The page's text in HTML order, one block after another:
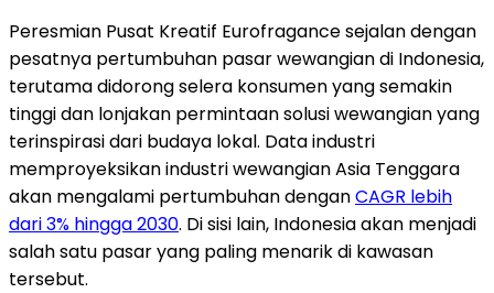
Peresmian Pusat Kreatif Eurofragance sejalan dengan
pesatnya pertumbuhan pasar wewangian di Indonesia,
terutama didorong selera konsumen yang semakin
tinggi dan lonjakan permintaan solusi wewangian yang
terinspirasi dari budaya lokal. Data industri
memproyeksikan industri wewangianAsia Tenggara
akan mengalami pertumbuhan denganCAGR lebih
dari 3% hingga 2030. Di sisi lain, Indonesiaakan menjadi
salah satu pasar yang paling menarik di kawasan
tersebut.